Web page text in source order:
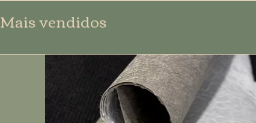
Mais vendidos